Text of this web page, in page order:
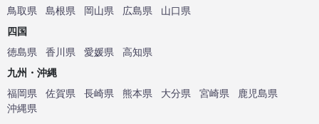
鳥取県
島根県 岡山県 広島県
山口県
四国
徳島県
香川県 愛媛県
高知県
九州・沖縄
福岡県
佐賀県 長崎県 熊本県 大分県 宮崎県
鹿児島県
沖縄県